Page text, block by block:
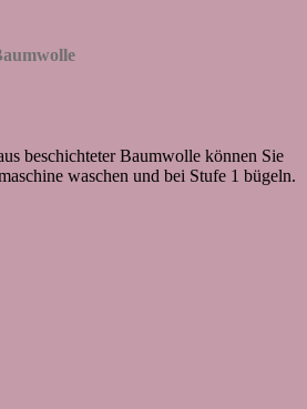
beschichteter Baumwolle können Sie
waschen und bei Stufe 1 bügeln.